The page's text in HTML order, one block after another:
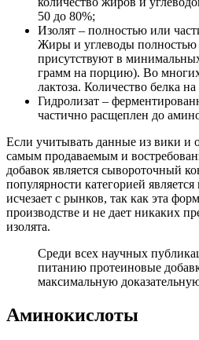
50 до 80%;
Изолят – полностью или
Жиры и углеводы полностью
присутствуют в
грамм на порцию). Во
лактоза. Количество белка
Гидролизат –
частично расщеплен до
Если учитывать данные из вики и
самым продаваемым и
добавок является сывороточный
популярности категорией
исчезает с рынков, так как эта
производстве и не дает никаких
изолята.
Среди всех научных
питанию протеиновые
максимальную
Аминокислоты